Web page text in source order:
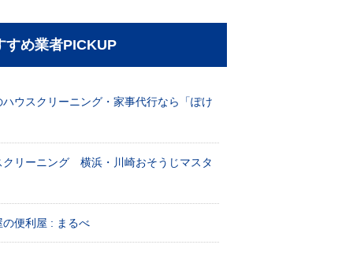
すめ業者PICKUP
ハウスクリーニング・家事代行なら「ぽけ
クリーニング 横浜・川崎おそうじマスタ
の便利屋 : まるべ